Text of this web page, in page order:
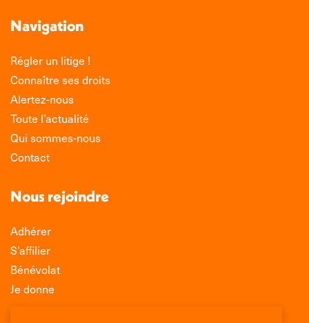
Navigation
Régler un litige !
Connaître ses droits
Alertez-nous
Toute l’actualité
Qui sommes-nous
Contact
Nous rejoindre
Adhérer
S’affilier
Bénévolat
Je donne